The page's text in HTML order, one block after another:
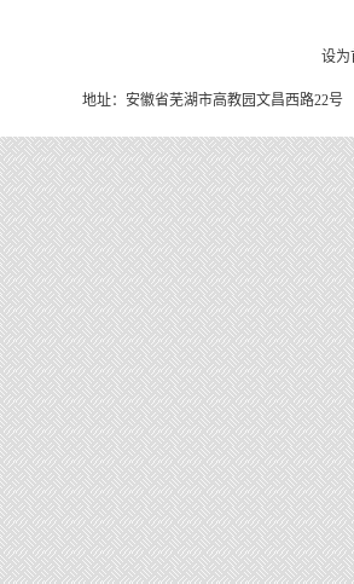
设为
地址：安徽省芜湖市高教园文昌西路22号